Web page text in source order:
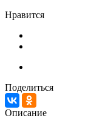
Нравится
Поделиться
Описание